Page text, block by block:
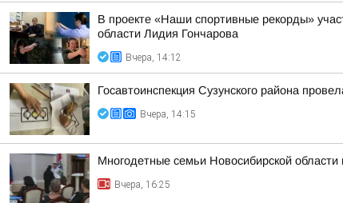
В проекте «Наши спортивные рекорды»
области Лидия Гончарова
Вчера, 14:12
Госавтоинспекция Сузунского района
Вчера, 14:15
Многодетные семьи Новосибирской
Вчера, 16:25